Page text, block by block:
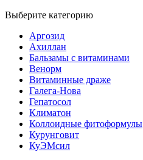
Выберите категорию
Аргозид
Ахиллан
Бальзамы с витаминами
Венорм
Витаминные драже
Галега-Нова
Гепатосол
Климатон
Коллоидные фитоформулы
Курунговит
КуЭМсил